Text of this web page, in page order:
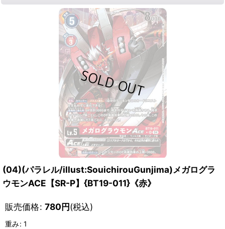
(04)(パラレル/illust:SouichirouGunjima)メガログラ
ウモンACE【SR-P】{BT19-011}《赤》
販売価格: 780円(税込)
重み: 1